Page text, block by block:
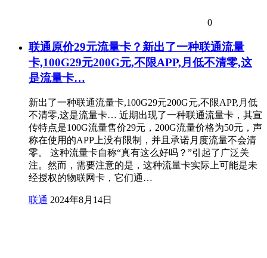
0
联通原价29元流量卡？新出了一种联通流量
卡,100G29元200G元,不限APP,月低不清零,这
是流量卡…
新出了一种联通流量卡,100G29元200G元,不限APP,月低
不清零,这是流量卡… 近期出现了一种联通流量卡，其宣
传特点是100G流量售价29元，200G流量价格为50元，声
称在使用的APP上没有限制，并且承诺月度流量不会清
零。 这种流量卡自称“真有这么好吗？”引起了广泛关
注。然而，需要注意的是，这种流量卡实际上可能是未
经授权的物联网卡，它们通…
联通 2024年8月14日